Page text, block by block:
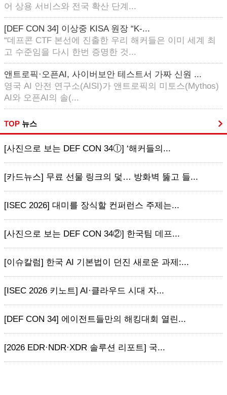
어 상용 서비스와 전국 확산 단계...
[DEF CON 34] 이상중 KISA 원장 “K-...
“데프콘 CTF 본선에 진출한 우리 해커들은 이미 세계 최
고 수준임을 다시 한번 증명한 것...
앤트로픽·오픈AI, 사이버보안 테스트서 가짜 신원 ...
영국 AI 안전 연구소(AISI)가 앤트로픽의 미토스(Mythos)
AI와 오픈AI의 솔(...
TOP 뉴스
[사진으로 보는 DEF CON 34ⓛ] ‘해커들의...
[카드뉴스] 무료 선물 링크의 덫… 방화벽 뚫고 들...
[ISEC 2026] 대미를 장식할 컨퍼런스 주제는...
[사진으로 보는 DEF CON 34②] 한국팀 데프...
[이슈칼럼] 한국 AI 기본법이 던진 새로운 과제:...
[ISEC 2026 키노트] AI·클라우드 시대 자...
[DEF CON 34] 에이전트들만의 해킹대회 열린...
[2026 EDR·NDR·XDR 솔루션 리포트] 국...